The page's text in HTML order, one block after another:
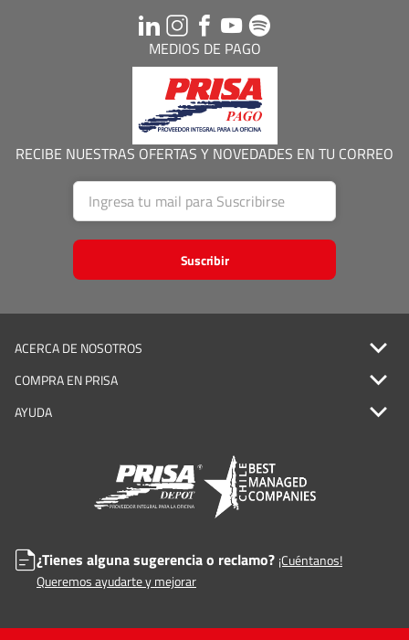
MEDIOS DE PAGO
RECIBE NUESTRAS OFERTAS Y NOVEDADES EN TU CORREO
Suscribir
ACERCA DE NOSOTROS
COMPRA EN PRISA
AYUDA
¿Tienes alguna sugerencia o reclamo? ¡Cuéntanos!
Queremos ayudarte y mejorar